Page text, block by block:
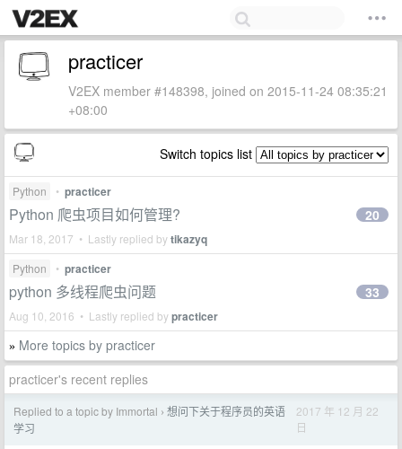
practicer
V2EX member #148398, joined on 2015-11-24 08:35:21
+08:00
Switch topics list
Python • practicer
Python 爬虫项目如何管理?
Mar 18, 2017 • Lastly replied bytikazyq
20
Python • practicer
python 多线程爬虫问题
Aug 10, 2016 • Lastly replied bypracticer
33
» More topics by practicer
practicer's recent replies
Replied to a topic by Immortal › 想问下关于程序员的英语
学习
2017 年 12 月 22
日